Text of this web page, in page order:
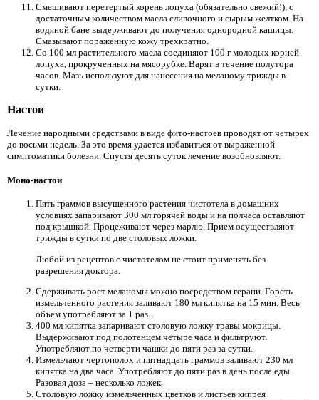
Смешивают перетертый корень лопуха (обязательно свежий!), с
достаточным количеством масла сливочного и сырым желтком. На
водяной бане выдерживают до получения однородной кашицы.
Смазывают пораженную кожу трехкратно.
Со 100 мл растительного масла соединяют 100 г молодых корней
лопуха, прокрученных на мясорубке. Варят в течение полутора
часов. Мазь используют для нанесения на меланому трижды в
сутки.
Настои
Лечение народными средствами в виде фито-настоев проводят от четырех
до восьми недель. За это время удается избавиться от выраженной
симптоматики болезни. Спустя десять суток лечение возобновляют.
Моно-настои
Пять граммов высушенного растения чистотела в домашних
условиях запаривают 300 мл горячей воды и на полчаса оставляют
под крышкой. Процеживают через марлю. Прием осуществляют
трижды в сутки по две столовых ложки.
Любой из рецептов с чистотелом не стоит применять без
разрешения доктора.
Сдерживать рост меланомы можно посредством герани. Горсть
измельченного растения заливают 180 мл кипятка на 15 мин. Весь
объем употребляют за 1 раз.
400 мл кипятка запаривают столовую ложку травы мокрицы.
Выдерживают под полотенцем четыре часа и фильтруют.
Употребляют по четверти чашки до пяти раз за сутки.
Измельчают чертополох и пятнадцать граммов заливают 230 мл
кипятка на два часа. Употребляют до пяти раз в день после еды.
Разовая доза – несколько ложек.
Столовую ложку измельченных цветков и листьев кипрея